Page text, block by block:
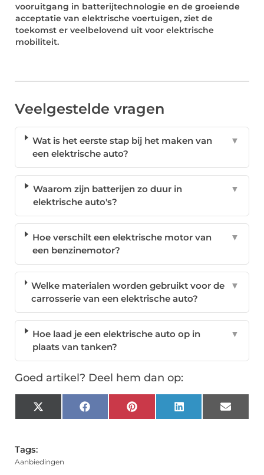
vooruitgang in batterijtechnologie en de groeiende
acceptatie van elektrische voertuigen, ziet de
toekomst er veelbelovend uit voor elektrische
mobiliteit.
Veelgestelde vragen
Wat is het eerste stap bij het maken van
een elektrische auto?
▼
Waarom zijn batterijen zo duur in
elektrische auto's?
▼
Hoe verschilt een elektrische motor van
een benzinemotor?
▼
Welke materialen worden gebruikt voor de
carrosserie van een elektrische auto?
▼
Hoe laad je een elektrische auto op in
plaats van tanken?
▼
Goed artikel? Deel hem dan op:
X
(Twitter)
FacebookPinterest LinkedIn Email
Tags:
Aanbiedingen